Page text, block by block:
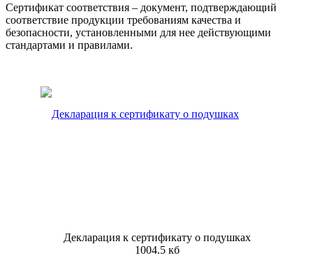
Сертификат соответствия – документ, подтверждающий
соответствие продукции требованиям качества и
безопасности, установленными для нее действующими
стандартами и правилами.
Декларация к сертификату о подушках
1004.5 кб